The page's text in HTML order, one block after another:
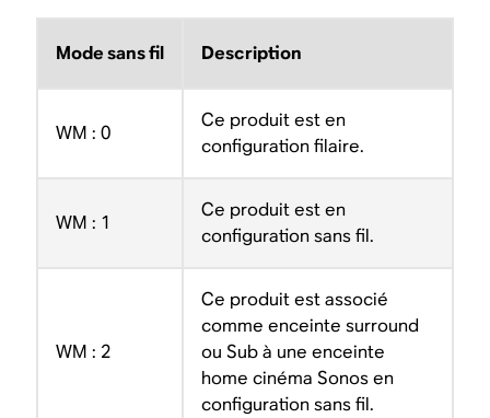
Mode sans fil Description
WM : 0
Ce produit est en
configuration filaire.
WM : 1
Ce produit est en
configuration sans fil.
WM : 2
Ce produit est associé
comme enceinte surround
ou Sub à une enceinte
home cinéma Sonos en
configuration sans fil.